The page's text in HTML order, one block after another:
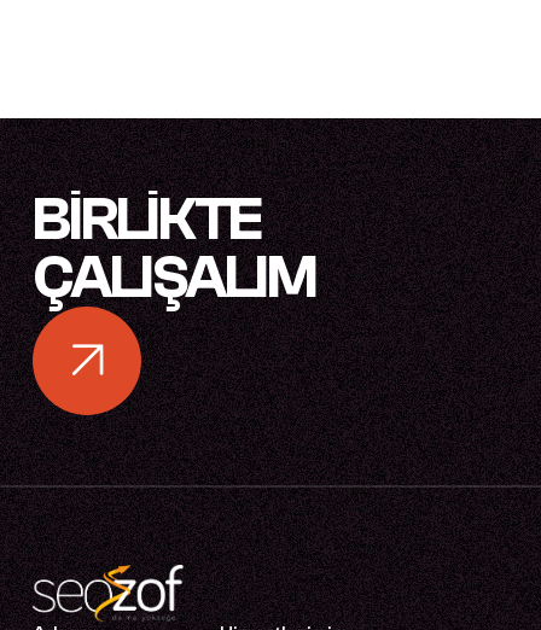
BIRLIKTE
ÇALIŞALIM